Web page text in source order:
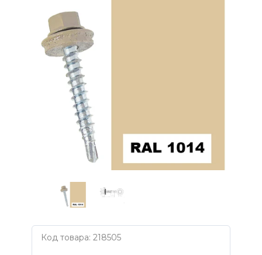
Код товара: 218505